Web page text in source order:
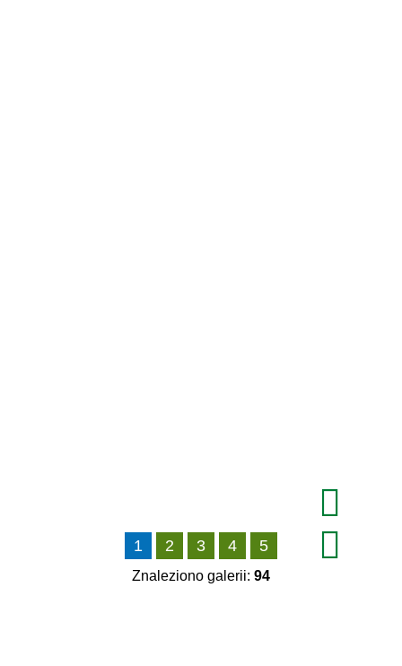
1 2 3 4 5
Znaleziono galerii: 94